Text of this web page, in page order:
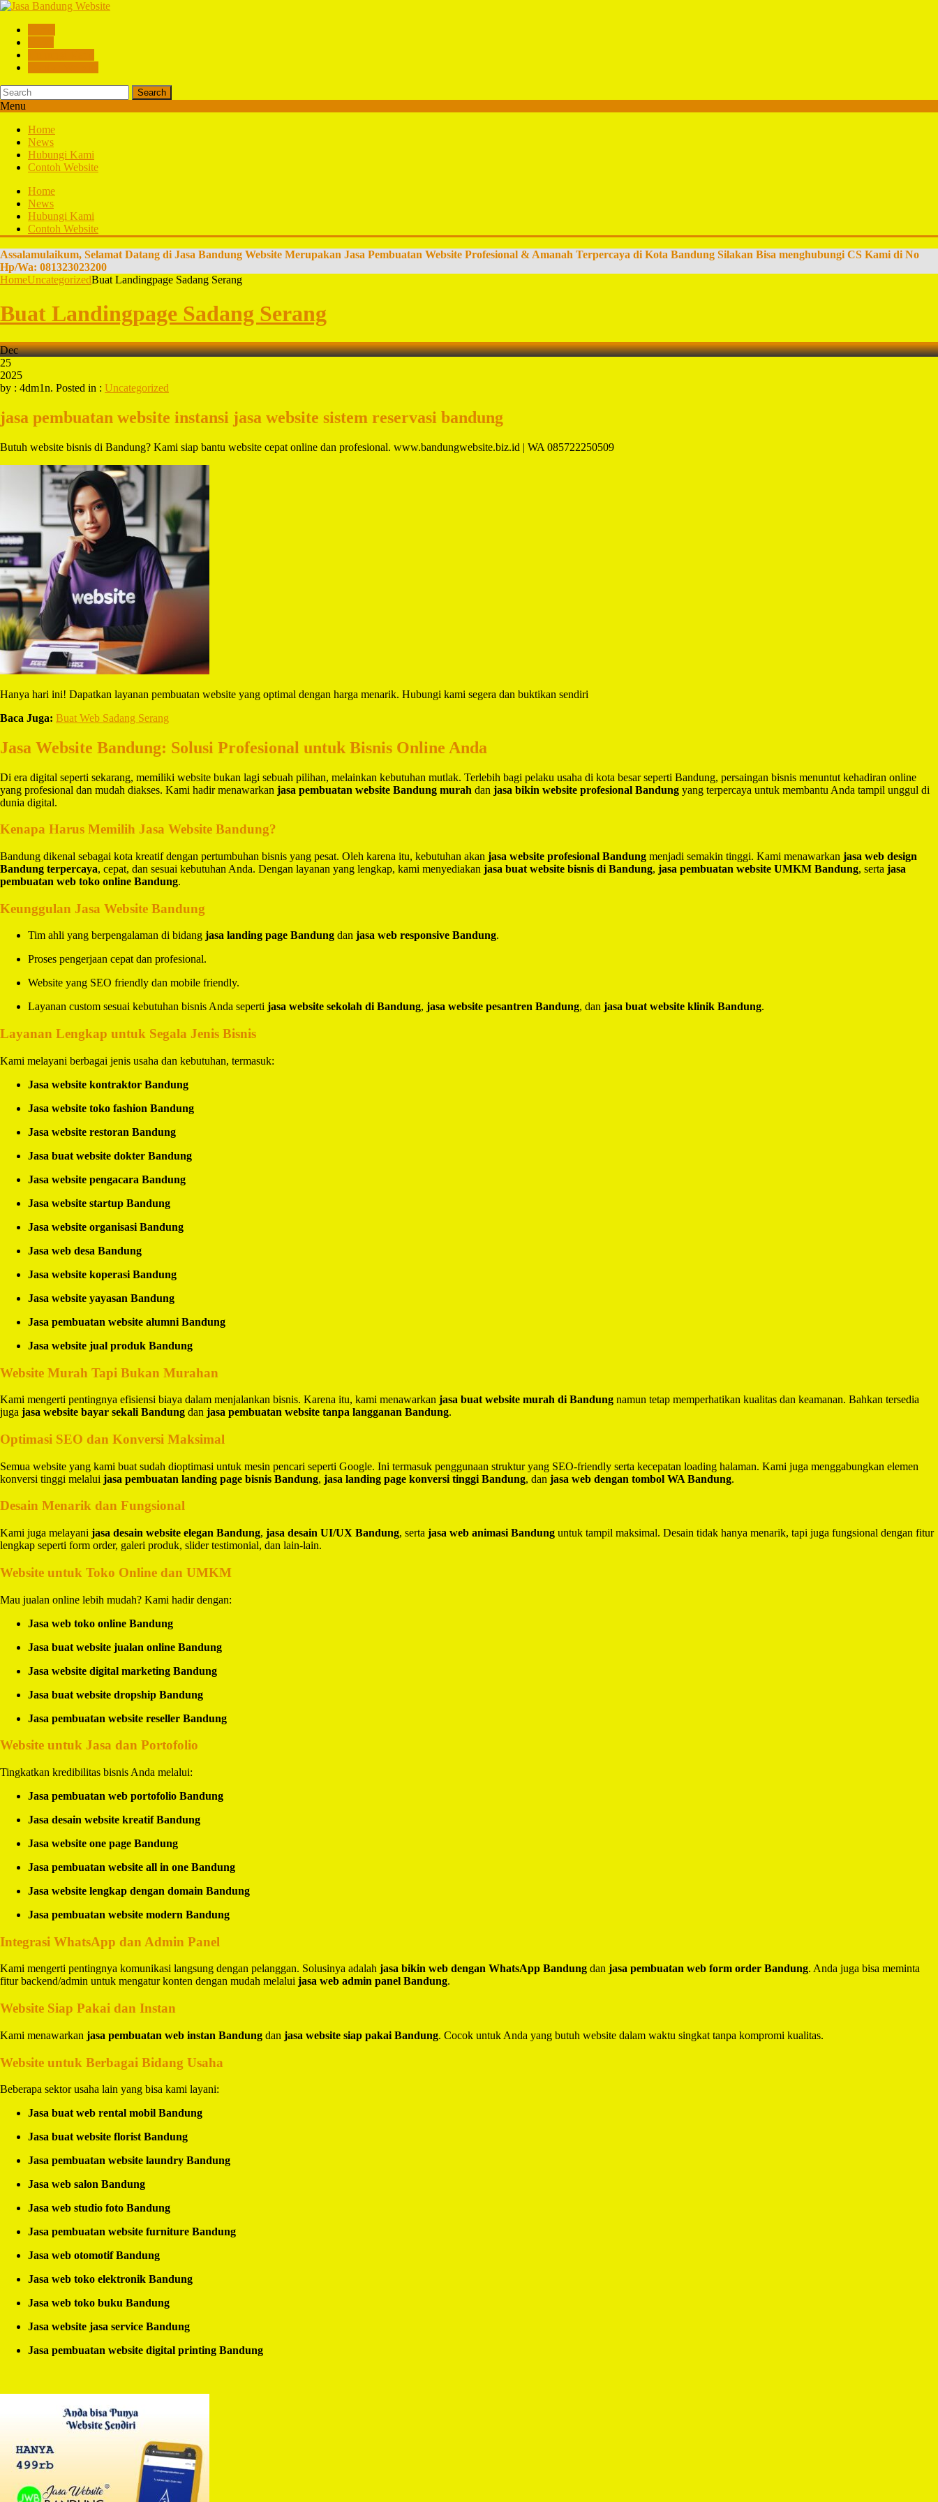
Search
Menu
Home
News
Hubungi Kami
Contoh Website
Home
News
Hubungi Kami
Contoh Website
Assalamulaikum, Selamat Datang di Jasa Bandung Website Merupakan Jasa Pembuatan Website Profesional & Amanah Terpercaya di Kota Bandung Silakan Bisa menghubungi CS Kami di No
Hp/Wa: 081323023200
HomeUncategorizedBuat Landingpage Sadang Serang
Buat Landingpage Sadang Serang
Dec
25
2025
by : 4dm1n. Posted in : Uncategorized
jasa pembuatan website instansi jasa website sistem reservasi bandung
Butuh website bisnis di Bandung? Kami siap bantu website cepat online dan profesional. www.bandungwebsite.biz.id | WA 085722250509
Hanya hari ini! Dapatkan layanan pembuatan website yang optimal dengan harga menarik. Hubungi kami segera dan buktikan sendiri
Baca Juga: Buat Web Sadang Serang
Jasa Website Bandung: Solusi Profesional untuk Bisnis Online Anda
Di era digital seperti sekarang, memiliki website bukan lagi sebuah pilihan, melainkan kebutuhan mutlak. Terlebih bagi pelaku usaha di kota besar seperti Bandung, persaingan bisnis menuntut kehadiran online
yang profesional dan mudah diakses. Kami hadir menawarkan jasa pembuatan website Bandung murah dan jasa bikin website profesional Bandung yang terpercaya untuk membantu Anda tampil unggul di
dunia digital.
Kenapa Harus Memilih Jasa Website Bandung?
Bandung dikenal sebagai kota kreatif dengan pertumbuhan bisnis yang pesat. Oleh karena itu, kebutuhan akan jasa website profesional Bandung menjadi semakin tinggi. Kami menawarkan jasa web design
Bandung terpercaya, cepat, dan sesuai kebutuhan Anda. Dengan layanan yang lengkap, kami menyediakan jasa buat website bisnis di Bandung, jasa pembuatan website UMKM Bandung, serta jasa
pembuatan web toko online Bandung.
Keunggulan Jasa Website Bandung
Tim ahli yang berpengalaman di bidang jasa landing page Bandung dan jasa web responsive Bandung.
Proses pengerjaan cepat dan profesional.
Website yang SEO friendly dan mobile friendly.
Layanan custom sesuai kebutuhan bisnis Anda seperti jasa website sekolah di Bandung, jasa website pesantren Bandung, dan jasa buat website klinik Bandung.
Layanan Lengkap untuk Segala Jenis Bisnis
Kami melayani berbagai jenis usaha dan kebutuhan, termasuk:
Jasa website kontraktor Bandung
Jasa website toko fashion Bandung
Jasa website restoran Bandung
Jasa buat website dokter Bandung
Jasa website pengacara Bandung
Jasa website startup Bandung
Jasa website organisasi Bandung
Jasa web desa Bandung
Jasa website koperasi Bandung
Jasa website yayasan Bandung
Jasa pembuatan website alumni Bandung
Jasa website jual produk Bandung
Website Murah Tapi Bukan Murahan
Kami mengerti pentingnya efisiensi biaya dalam menjalankan bisnis. Karena itu, kami menawarkan jasa buat website murah di Bandung namun tetap memperhatikan kualitas dan keamanan. Bahkan tersedia
juga jasa website bayar sekali Bandung dan jasa pembuatan website tanpa langganan Bandung.
Optimasi SEO dan Konversi Maksimal
Semua website yang kami buat sudah dioptimasi untuk mesin pencari seperti Google. Ini termasuk penggunaan struktur yang SEO-friendly serta kecepatan loading halaman. Kami juga menggabungkan elemen
konversi tinggi melalui jasa pembuatan landing page bisnis Bandung, jasa landing page konversi tinggi Bandung, dan jasa web dengan tombol WA Bandung.
Desain Menarik dan Fungsional
Kami juga melayani jasa desain website elegan Bandung, jasa desain UI/UX Bandung, serta jasa web animasi Bandung untuk tampil maksimal. Desain tidak hanya menarik, tapi juga fungsional dengan fitur
lengkap seperti form order, galeri produk, slider testimonial, dan lain-lain.
Website untuk Toko Online dan UMKM
Mau jualan online lebih mudah? Kami hadir dengan:
Jasa web toko online Bandung
Jasa buat website jualan online Bandung
Jasa website digital marketing Bandung
Jasa buat website dropship Bandung
Jasa pembuatan website reseller Bandung
Website untuk Jasa dan Portofolio
Tingkatkan kredibilitas bisnis Anda melalui:
Jasa pembuatan web portofolio Bandung
Jasa desain website kreatif Bandung
Jasa website one page Bandung
Jasa pembuatan website all in one Bandung
Jasa website lengkap dengan domain Bandung
Jasa pembuatan website modern Bandung
Integrasi WhatsApp dan Admin Panel
Kami mengerti pentingnya komunikasi langsung dengan pelanggan. Solusinya adalah jasa bikin web dengan WhatsApp Bandung dan jasa pembuatan web form order Bandung. Anda juga bisa meminta
fitur backend/admin untuk mengatur konten dengan mudah melalui jasa web admin panel Bandung.
Website Siap Pakai dan Instan
Kami menawarkan jasa pembuatan web instan Bandung dan jasa website siap pakai Bandung. Cocok untuk Anda yang butuh website dalam waktu singkat tanpa kompromi kualitas.
Website untuk Berbagai Bidang Usaha
Beberapa sektor usaha lain yang bisa kami layani:
Jasa buat web rental mobil Bandung
Jasa buat website florist Bandung
Jasa pembuatan website laundry Bandung
Jasa web salon Bandung
Jasa web studio foto Bandung
Jasa pembuatan website furniture Bandung
Jasa web otomotif Bandung
Jasa web toko elektronik Bandung
Jasa web toko buku Bandung
Jasa website jasa service Bandung
Jasa pembuatan website digital printing Bandung